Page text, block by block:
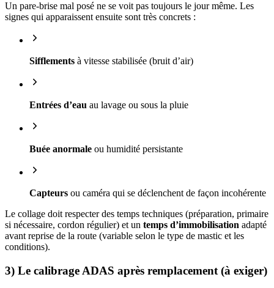
Un pare-brise mal posé ne se voit pas toujours le jour même. Les
signes qui apparaissent ensuite sont très concrets :
Sifflements à vitesse stabilisée (bruit d’air)
Entrées d’eau au lavage ou sous la pluie
Buée anormale ou humidité persistante
Capteurs ou caméra qui se déclenchent de façon incohérente
Le collage doit respecter des temps techniques (préparation, primaire
si nécessaire, cordon régulier) et un temps d’immobilisation adapté
avant reprise de la route (variable selon le type de mastic et les
conditions).
3) Le calibrage ADAS après remplacement (à exiger)